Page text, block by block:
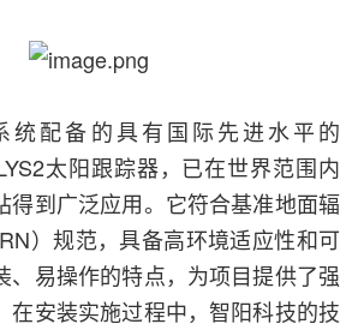
统配备的具有国际先进水平的
太阳跟踪器，已在世界范围内
得到广泛应用。它符合基准地面辐
）规范，具备高环境适应性和可
、易操作的特点，为项目提供了强
在安装实施过程中，智阳科技的技